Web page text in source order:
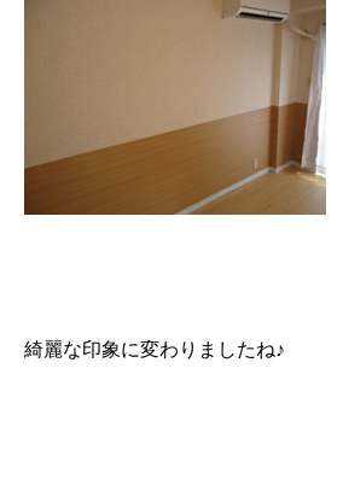
綺麗な印象に変わりましたね♪